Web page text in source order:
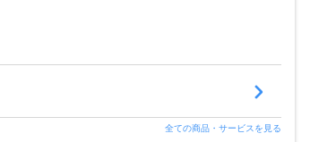
全ての商品・サービスを見る